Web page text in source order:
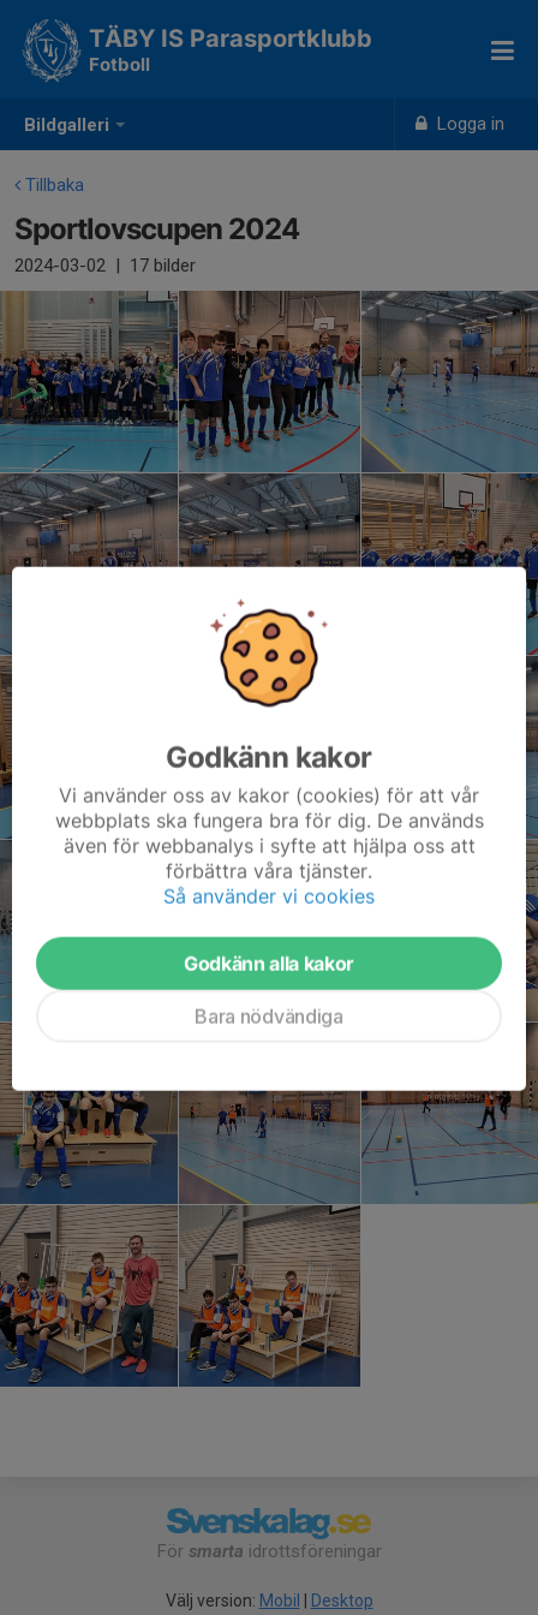
Bildgalleri Logga in
TÄBY IS Parasportklubb
Fotboll
Tillbaka
Sportlovscupen 2024
2024-03-02 | 17 bilder
För smarta idrottsföreningar
Välj version: Mobil Desktop
Godkänn kakor
Vi använder oss av kakor (cookies) för att vår
webbplats ska fungera bra för dig. De används
även för webbanalys i syfte att hjälpa oss att
förbättra våra tjänster.
Så använder vi cookies
Godkänn alla kakor
Bara nödvändiga